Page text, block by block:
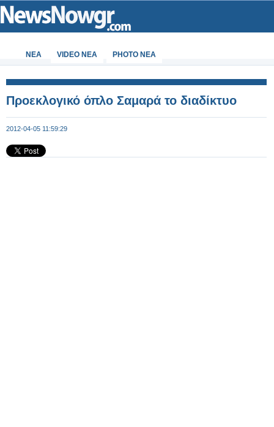
ΝΕΑ VIDEO NEA PHOTO NEA
Προεκλογικό όπλο Σαμαρά το διαδίκτυο
2012-04-05 11:59:29